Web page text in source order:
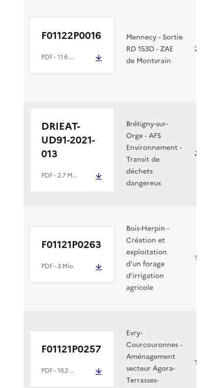
F01122P0016
PDF- 11.6 Mio
Mennecy - Sortie
RD 153D - ZAE
de Montvrain
21/01/
DRIEAT-
UD91-2021-
013
PDF- 2.7 Mio
Brétigny-sur-
Orge - AFS
Environnement -
Transit de
déchets
dangereux
20/12/
F01121P0263
PDF- 3 Mio
Bois-Herpin -
Création et
exploitation
d’un forage
d’irrigation
agricole
17/12/
F01121P0257
PDF- 16.2 Mio
Evry-
Courcouronnes -
Aménagement
secteur Agora-
Terrasses-
15/12/